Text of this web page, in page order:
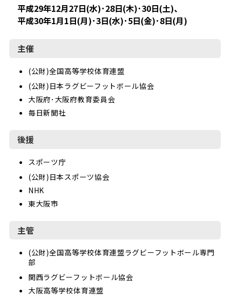
平成29年12月27日(水)･28日(木)･30日(土)、
平成30年1月1日(月)･3日(水)･5日(金)･8日(月)
主催
(公財)全国高等学校体育連盟
(公財)日本ラグビーフットボール協会
大阪府･大阪府教育委員会
毎日新聞社
後援
スポーツ庁
(公財)日本スポーツ協会
NHK
東大阪市
主管
(公財)全国高等学校体育連盟ラグビーフットボール専門
部
関西ラグビーフットボール協会
大阪高等学校体育連盟